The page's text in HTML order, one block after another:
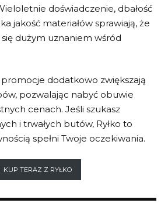
doświadczenie, dbałość
jakość materiałów sprawiają, że
dużym uznaniem wśród
dodatkowo zwiększają
pozwalając nabyć obuwie
cenach. Jeśli szukasz
i trwałych butów, Ryłko to
spełni Twoje oczekiwania.
KUP TERAZ Z RYŁKO